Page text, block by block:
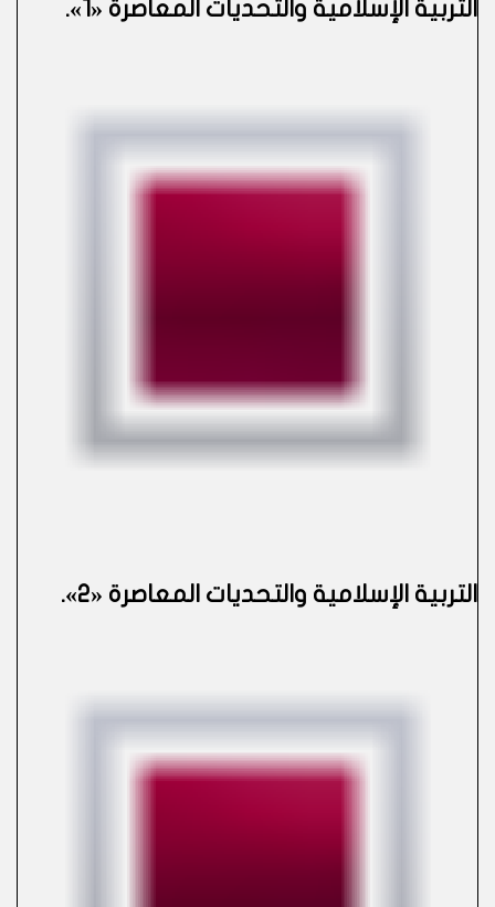
التربية الإسلامية والتحديات المعاصرة «1» .
التربية الإسلامية والتحديات المعاصرة «2» .